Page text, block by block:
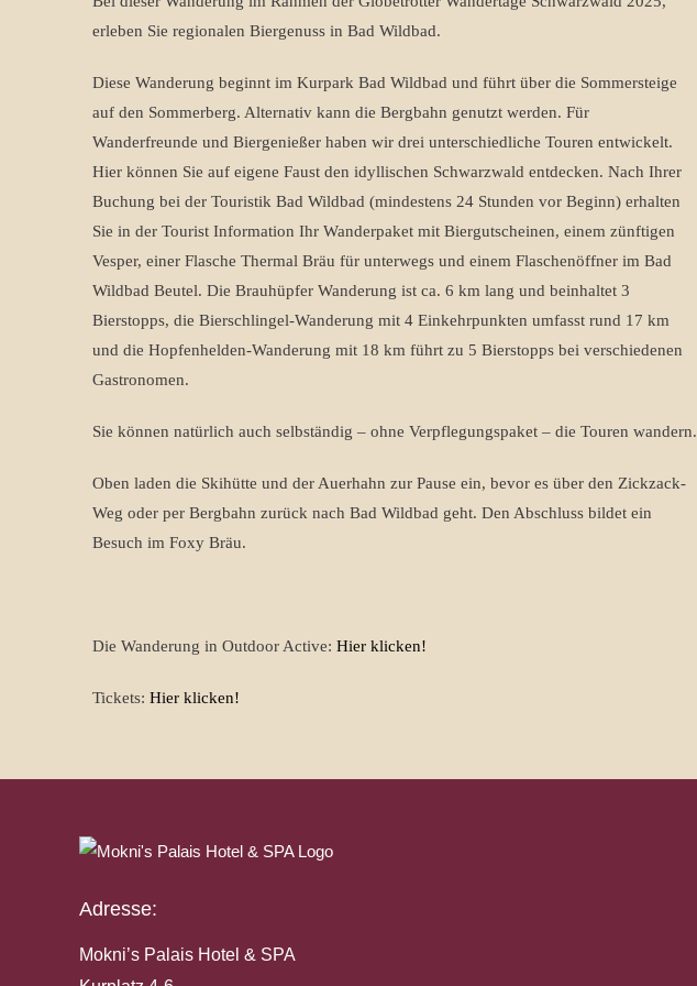
erleben Sie regionalen Biergenuss in Bad Wildbad.
Diese Wanderung beginnt im Kurpark Bad Wildbad und führt über die Sommersteige
auf den Sommerberg. Alternativ kann die Bergbahn genutzt werden. Für
Wanderfreunde und Biergenießer haben wir drei unterschiedliche Touren entwickelt.
Hier können Sie auf eigene Faust den idyllischen Schwarzwald entdecken. Nach Ihrer
Buchung bei der Touristik Bad Wildbad (mindestens 24 Stunden vor Beginn) erhalten
Sie in der Tourist Information Ihr Wanderpaket mit Biergutscheinen, einem zünftigen
Vesper, einer Flasche Thermal Bräu für unterwegs und einem Flaschenöffner im Bad
Wildbad Beutel. Die Brauhüpfer Wanderung ist ca. 6 km lang und beinhaltet 3
Bierstopps, die Bierschlingel-Wanderung mit 4 Einkehrpunkten umfasst rund 17 km
und die Hopfenhelden-Wanderung mit 18 km führt zu 5 Bierstopps bei verschiedenen
Gastronomen.
Sie können natürlich auch selbständig – ohne Verpflegungspaket – die Touren wandern.
Oben laden die Skihütte und der Auerhahn zur Pause ein, bevor es über den Zickzack-
Weg oder per Bergbahn zurück nach Bad Wildbad geht. Den Abschluss bildet ein
Besuch im Foxy Bräu.
Die Wanderung in Outdoor Active: Hier klicken!
Tickets: Hier klicken!
Adresse:
Mokni’s Palais Hotel & SPA